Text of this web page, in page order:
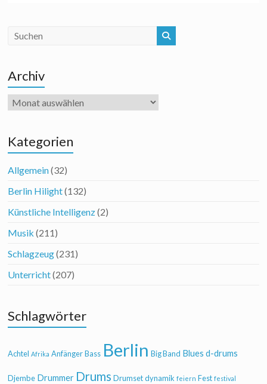
Archiv
Archiv
Kategorien
Allgemein(32)
Berlin Hilight(132)
Künstliche Intelligenz(2)
Musik (211)
Schlagzeug(231)
Unterricht(207)
Schlagwörter
Achtel Afrika Anfänger Bass Berlin Big Band Blues d-drums
Djembe Drummer Drums Drumset dynamik feiern Fest festival